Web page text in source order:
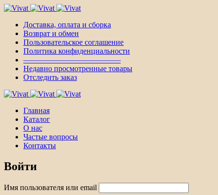
Доставка, оплата и сборка
Возврат и обмен
Пользовательское соглашение
Политика конфиденциальности
————————————–
Недавно просмотренные товары
Отследить заказ
Главная
Каталог
О нас
Частые вопросы
Контакты
Войти
Имя пользователя или email